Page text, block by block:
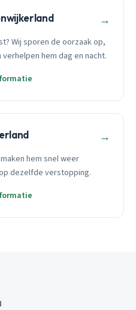
→
Wij sporen de oorzaak op,
hem dag en nacht.
→
hem snel weer
dezelfde verstopping.